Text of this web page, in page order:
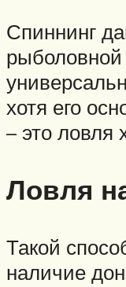
Спиннинг
хотя его
– это
Ловля
Такой
наличие